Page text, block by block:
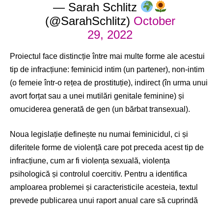
— Sarah Schlitz
(@SarahSchlitz) October
29, 2022
Proiectul face distincție între mai multe forme ale acestui
tip de infracțiune: feminicid intim (un partener), non-intim
(o femeie într-o rețea de prostituție), indirect (în urma unui
avort forțat sau a unei mutilări genitale feminine) și
omuciderea generată de gen (un bărbat transexual).
Noua legislație definește nu numai feminicidul, ci și
diferitele forme de violență care pot preceda acest tip de
infracțiune, cum ar fi violența sexuală, violența
psihologică și controlul coercitiv. Pentru a identifica
amploarea problemei și caracteristicile acesteia, textul
prevede publicarea unui raport anual care să cuprindă